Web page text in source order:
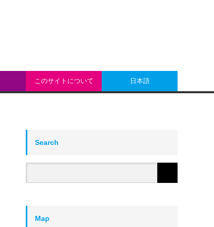
このサイトについて 日本語
Search
Map